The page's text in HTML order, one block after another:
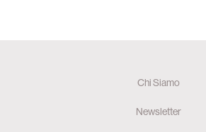
Chi Siamo
Newsletter